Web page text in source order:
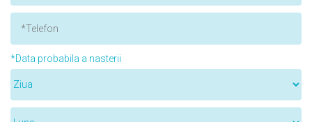
*Data probabila a nasterii